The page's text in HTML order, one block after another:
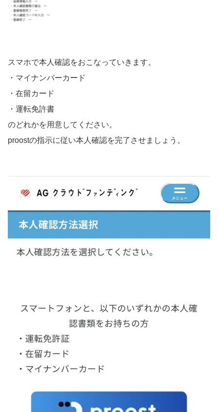
スマホで本人確認をおこなっていきます。
・マイナンバーカード
・在留カード
・運転免許書
のどれかを用意してください。
proostの指示に従い本人確認を完了させましょう。